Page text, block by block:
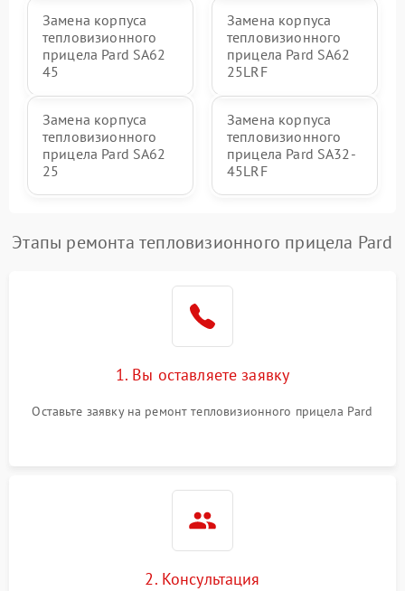
Замена корпуса
тепловизионного
прицела Pard SA62
45
Замена корпуса
тепловизионного
прицела Pard SA62
25LRF
Замена корпуса
тепловизионного
прицела Pard SA62
25
Замена корпуса
тепловизионного
прицела Pard SA32-
45LRF
Этапы ремонта тепловизионного прицела Pard
1. Вы оставляете заявку
Оставьте заявку на ремонт тепловизионного прицела Pard
2. Консультация